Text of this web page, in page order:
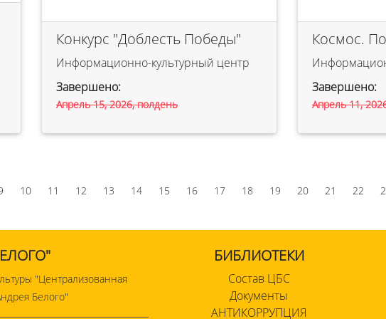
Конкурс "Доблесть Победы"
Информационно-культурный центр
Завершено:
Апрель 15, 2026, полдень
Космос.
Завершено:
Апрель 11,
10 11 12 13 14 15 16 17 18 19 20 21 22
"Централизованная
Белого"
БИБЛИОТЕКИ
Состав ЦБС
Документы
АНТИКОРРУПЦИЯ